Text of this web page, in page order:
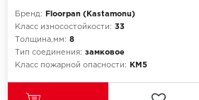
Бренд:
Floorpan (Kastamonu)
Класс износостойкости: 33
Толщина,мм: 8
Тип соединения: замковое
Класс пожарной опасности:
КМ5